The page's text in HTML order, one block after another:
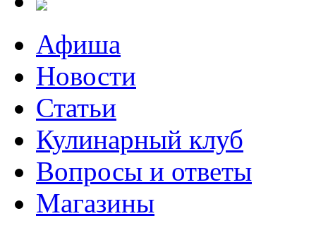
Афиша
Новости
Статьи
Кулинарный клуб
Вопросы и ответы
Магазины